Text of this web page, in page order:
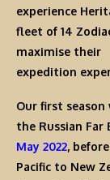
experience
fleet of 14
maximise their
expedition
Our first season
the Russian Far
May 2022,
Pacific to New